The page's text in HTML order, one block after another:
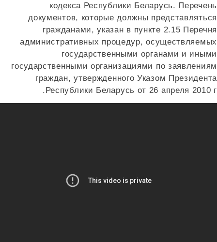
кодекса Республики Беларусь.
документов, которые должны
гражданами, указан в пункте 2.15
административных процедур,
государственными органами и
государственными организациями по
граждан, утвержденного Указом
Республики Беларусь от 26 апреля 2010